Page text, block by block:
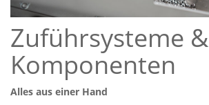
Zuführsysteme &
Komponenten
Alles aus einer Hand